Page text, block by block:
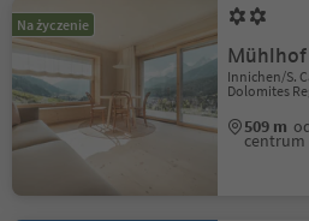
Na życzenie
Mühlhof
Innichen/S.
Dolomites
509 m
centrum